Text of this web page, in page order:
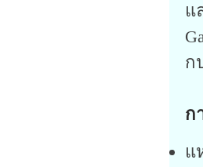
แ
ก
ก
แ